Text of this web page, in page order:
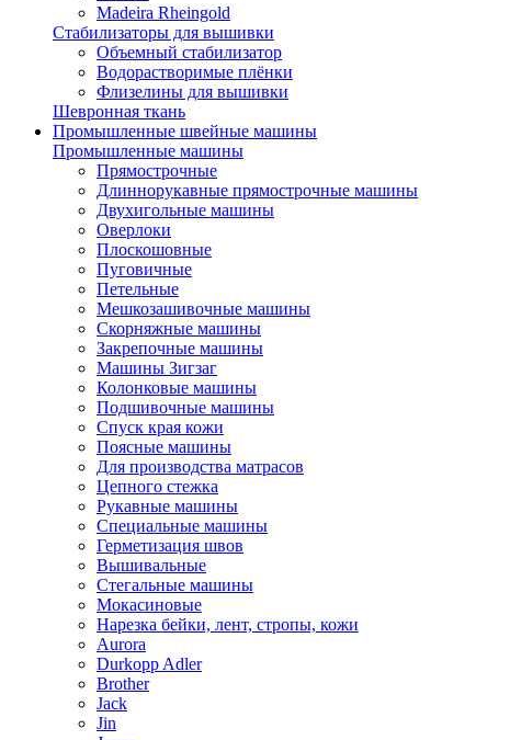
Madeira Rheingold
Стабилизаторы для вышивки
Объемный стабилизатор
Водорастворимые плёнки
Флизелины для вышивки
Шевронная ткань
Промышленные швейные машины
Промышленные машины
Прямострочные
Длиннорукавные прямострочные машины
Двухигольные машины
Оверлоки
Плоскошовные
Пуговичные
Петельные
Мешкозашивочные машины
Скорняжные машины
Закрепочные машины
Машины Зигзаг
Колонковые машины
Подшивочные машины
Спуск края кожи
Поясные машины
Для производства матрасов
Цепного стежка
Рукавные машины
Специальные машины
Герметизация швов
Вышивальные
Стегальные машины
Мокасиновые
Нарезка бейки, лент, стропы, кожи
Aurora
Durkopp Adler
Brother
Jack
Jin